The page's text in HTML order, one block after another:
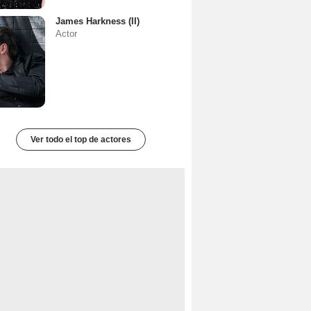
James Harkness (II)
Actor
Ver todo el top de actores